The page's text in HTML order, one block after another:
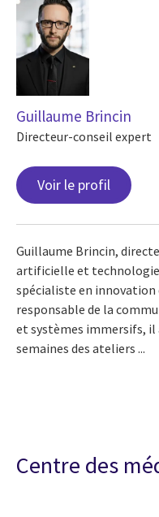
Guillaume Brincin
Directeur-conseil expert
Voir le profil
Guillaume Brincin,
artificielle et
spécialiste en innovation
responsable de la
et systèmes immersifs,
semaines des ateliers ...
Centre des